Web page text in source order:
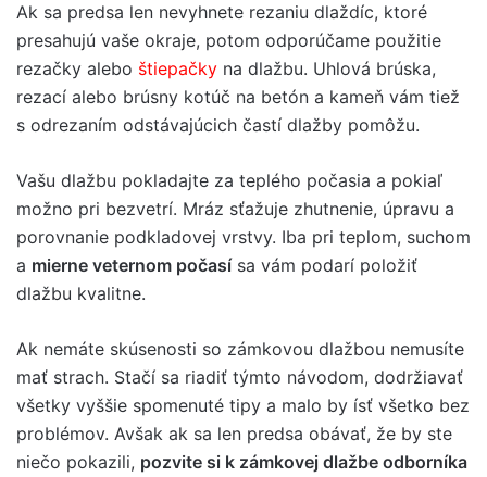
Ak sa predsa len nevyhnete rezaniu dlaždíc, ktoré
presahujú vaše okraje, potom odporúčame použitie
rezačky alebo štiepačky na dlažbu. Uhlová brúska,
rezací alebo brúsny kotúč na betón a kameň vám tiež
s odrezaním odstávajúcich častí dlažby pomôžu.
Vašu dlažbu pokladajte za teplého počasia a pokiaľ
možno pri bezvetrí. Mráz sťažuje zhutnenie, úpravu a
porovnanie podkladovej vrstvy. Iba pri teplom, suchom
a mierne veternom počasísa vám podarí položiť
dlažbu kvalitne.
Ak nemáte skúsenosti so zámkovou dlažbou nemusíte
mať strach. Stačí sa riadiť týmto návodom, dodržiavať
všetky vyššie spomenuté tipy a malo by ísť všetko bez
problémov. Avšak ak sa len predsa obávať, že by ste
niečo pokazili, pozvite si k zámkovej dlažbe odborníka